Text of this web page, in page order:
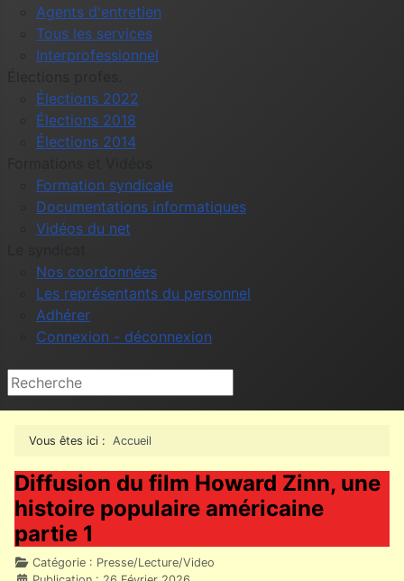
Agents d'entretien
Tous les services
Interprofessionnel
Élections profes.
Élections 2022
Élections 2018
Élections 2014
Formation syndicale
Documentations informatiques
Vidéos du net
Nos coordonnées
Les représentants du personnel
Adhérer
Connexion - déconnexion
Rechercher
Vous êtes ici : Accueil
Diffusion du film Howard Zinn, une
histoire populaire américaine
partie 1
DétailsCatégorie : Presse/Lecture/Video